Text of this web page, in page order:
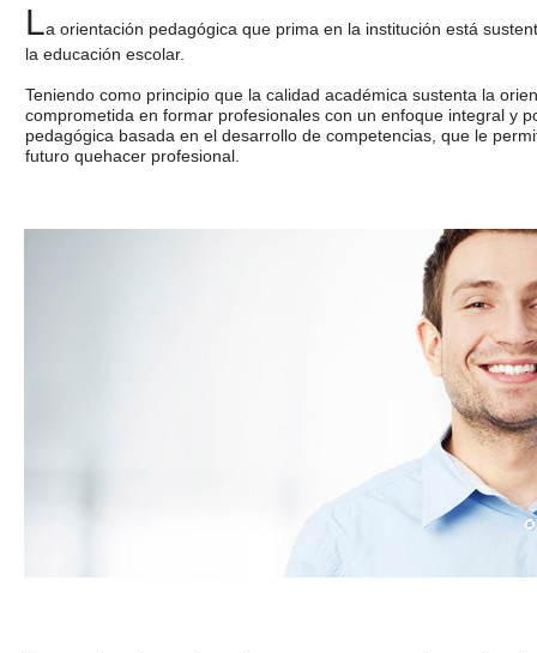
La orientación pedagógica que prima en la institución está
la educación escolar.
Teniendo como principio que la calidad académica sustenta la
comprometida en formar profesionales con un enfoque integral y
pedagógica basada en el desarrollo de competencias, que le
futuro quehacer profesional.